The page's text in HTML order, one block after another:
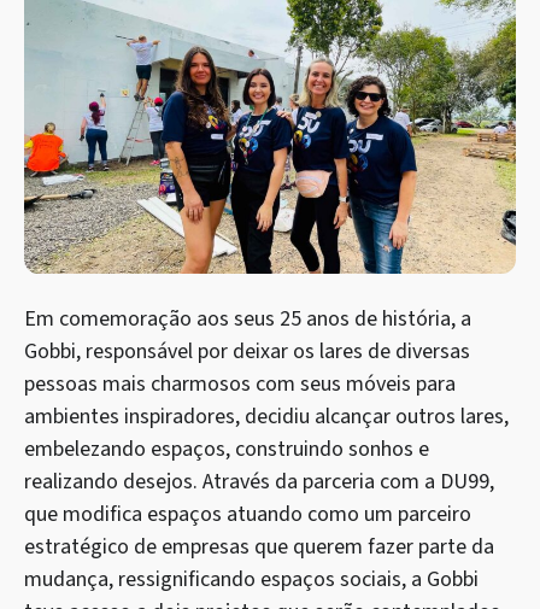
Em comemoração aos seus 25 anos de história, a
Gobbi, responsável por deixar os lares de diversas
pessoas mais charmosos com seus móveis para
ambientes inspiradores, decidiu alcançar outros lares,
embelezando espaços, construindo sonhos e
realizando desejos. Através da parceria com a DU99,
que modifica espaços atuando como um parceiro
estratégico de empresas que querem fazer parte da
mudança, ressignificando espaços sociais, a Gobbi